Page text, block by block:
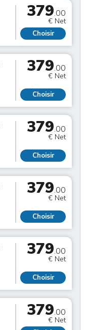
379.00
€ Net
Choisir
379.00
€ Net
Choisir
379.00
€ Net
Choisir
379.00
€ Net
Choisir
379.00
€ Net
Choisir
379.00
€ Net